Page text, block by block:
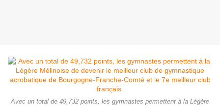
Avec un total de 49,732 points, les gymnastes permettent à la Légère